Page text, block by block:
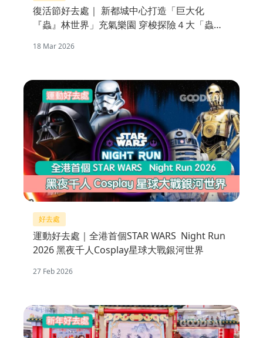
復活節好去處｜ 新都城中心打造「巨大化
『蟲』林世界」充氣樂園 穿梭探險４大「蟲」
18 Mar 2026
好去處
運動好去處｜全港首個STAR WARS Night Run
2026 黑夜千人Cosplay星球大戰銀河世界
27 Feb 2026